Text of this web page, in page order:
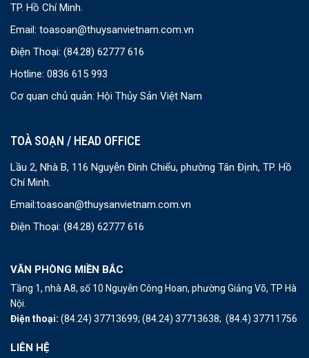
TP. Hồ Chí Minh.
Email: toasoan@thuysanvietnam.com.vn
Điện Thoại: (84.28) 62777 616
Hotline: 0836 615 993
Cơ quan chủ quản: Hội Thủy Sản Việt Nam
TOÀ SOẠN / HEAD OFFICE
Lầu 2, Nhà B, 116 Nguyễn Đình Chiểu, phường Tân Định, TP. Hồ
Chí Minh.
Email:toasoan@thuysanvietnam.com.vn
Điện Thoại: (84.28) 62777 616
VĂN PHÒNG MIỀN BẮC
Tầng 1, nhà A8, số 10 Nguyễn Công Hoan, phường Giảng Võ, TP Hà
Nội.
Điện thoại: (84.24) 37713699; (84.24) 37713638; (84.4) 37711756
LIÊN HỆ